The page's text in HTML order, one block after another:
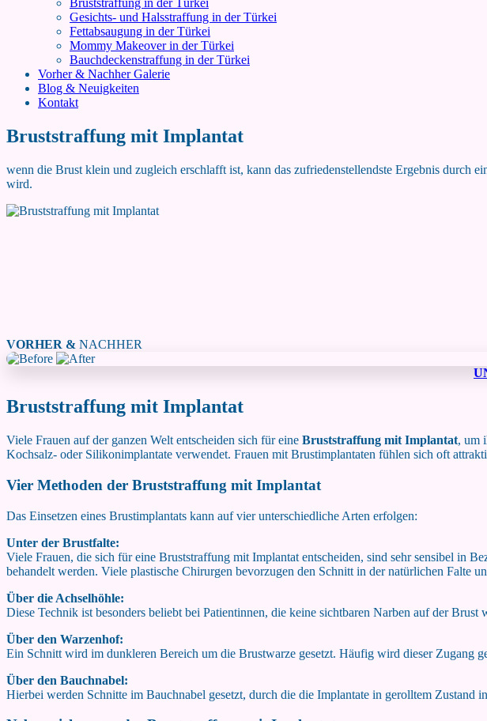
Bruststraffung in der Türkei
Gesichts- und Halsstraffung in der Türkei
Fettabsaugung in der Türkei
Mommy Makeover in der Türkei
Bauchdeckenstraffung in der Türkei
Vorher & Nachher Galerie
Blog & Neuigkeiten
Kontakt
Bruststraffung mit Implantat
wenn die Brust klein und zugleich erschlafft ist, kann das zufriedenstellendste Ergebnis durch
wird.
VORHER & NACHHER
Bruststraffung mit Implantat
Viele Frauen auf der ganzen Welt entscheiden sich für eine Bruststraffung mit Implantat, um
Kochsalz- oder Silikonimplantate verwendet. Frauen mit Brustimplantaten fühlen sich oft
Vier Methoden der Bruststraffung mit Implantat
Das Einsetzen eines Brustimplantats kann auf vier unterschiedliche Arten erfolgen:
Unter der Brustfalte:
Viele Frauen, die sich für eine Bruststraffung mit Implantat entscheiden, sind sehr sensibel in
behandelt werden. Viele plastische Chirurgen bevorzugen den Schnitt in der natürlichen Falte
Über die Achselhöhle:
Diese Technik ist besonders beliebt bei Patientinnen, die keine sichtbaren Narben auf der Brust
Über den Warzenhof:
Ein Schnitt wird im dunkleren Bereich um die Brustwarze gesetzt. Häufig wird dieser Zugang
Über den Bauchnabel:
Hierbei werden Schnitte im Bauchnabel gesetzt, durch die die Implantate in gerolltem Zustand